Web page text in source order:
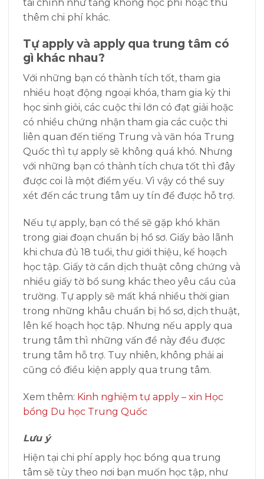
tài chính như tăng khống học phí hoặc thu
thêm chi phí khác.
Tự apply và apply qua trung tâm có
gì khác nhau?
Với những bạn có thành tích tốt, tham gia
nhiều hoạt động ngoại khóa, tham gia kỳ thi
học sinh giỏi, các cuộc thi lớn có đạt giải hoặc
có nhiều chứng nhận tham gia các cuộc thi
liên quan đến tiếng Trung và văn hóa Trung
Quốc thì tự apply sẽ không quá khó. Nhưng
với những bạn có thành tích chưa tốt thì đây
được coi là một điểm yếu. Vì vậy có thể suy
xét đến các trung tâm uy tín để được hỗ trợ.
Nếu tự apply, bạn có thể sẽ gặp khó khăn
trong giai đoạn chuẩn bị hồ sơ. Giấy bảo lãnh
khi chưa đủ 18 tuổi, thư giới thiệu, kế hoạch
học tập. Giấy tờ cần dịch thuật công chứng và
nhiều giấy tờ bổ sung khác theo yêu cầu của
trường. Tự apply sẽ mất khá nhiều thời gian
trong những khâu chuẩn bị hồ sơ, dịch thuật,
lên kế hoạch học tập. Nhưng nếu apply qua
trung tâm thì những vấn đề này đều được
trung tâm hỗ trợ. Tuy nhiên, không phải ai
cũng có điều kiện apply qua trung tâm.
Xem thêm: Kinh nghiệm tự apply – xin Học
bổng Du học Trung Quốc
Lưu ý
Hiện tại chi phí apply học bổng qua trung
tâm sẽ tùy theo nơi bạn muốn học tập, như